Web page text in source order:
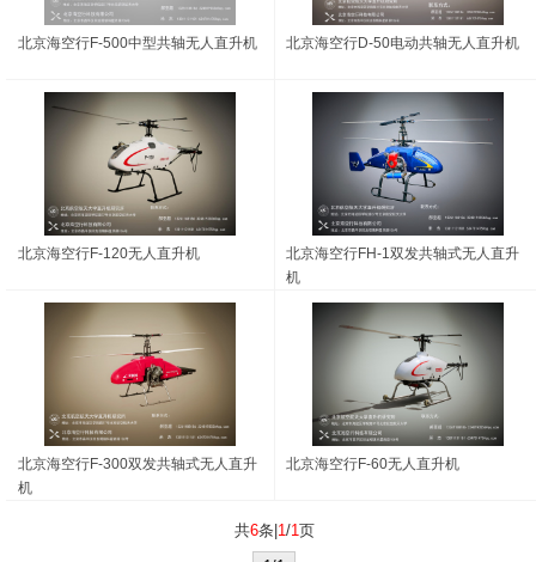
北京海空行F-500中型共轴无人直升机 北京海空行D-50电动共轴无人直升机
北京海空行F-120无人直升机
北京海空行FH-1双发共轴式无人直升
机
北京海空行F-300双发共轴式无人直升
机
北京海空行F-60无人直升机
共6条| 1/1页